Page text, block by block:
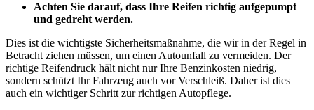
Achten Sie darauf, dass Ihre Reifen richtig aufgepumpt
und gedreht werden.
Dies ist die wichtigste Sicherheitsmaßnahme, die wir in der Regel in
Betracht ziehen müssen, um einen Autounfall zu vermeiden. Der
richtige Reifendruck hält nicht nur Ihre Benzinkosten niedrig,
sondern schützt Ihr Fahrzeug auch vor Verschleiß. Daher ist dies
auch ein wichtiger Schritt zur richtigen Autopflege.